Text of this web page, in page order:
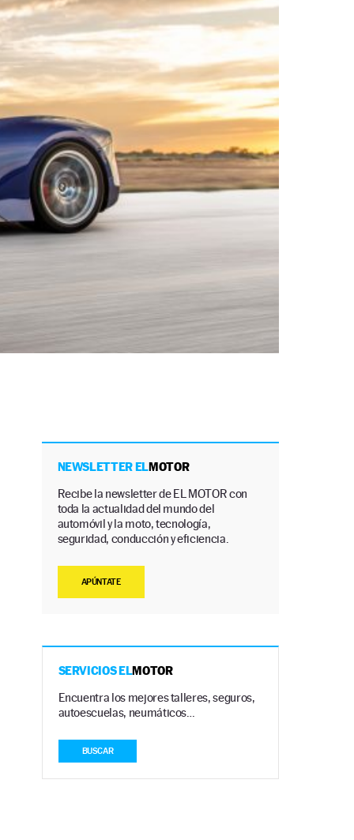
NEWSLETTER ELMOTOR
Recibe la newsletter de EL MOTOR con
toda la actualidad del mundo del
automóvil y la moto, tecnología,
seguridad, conducción y eficiencia.
APÚNTATE
SERVICIOS ELMOTOR
Encuentra los mejores talleres, seguros,
autoescuelas, neumáticos…
BUSCAR